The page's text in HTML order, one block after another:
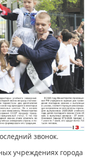
звонок.
учреждениях города